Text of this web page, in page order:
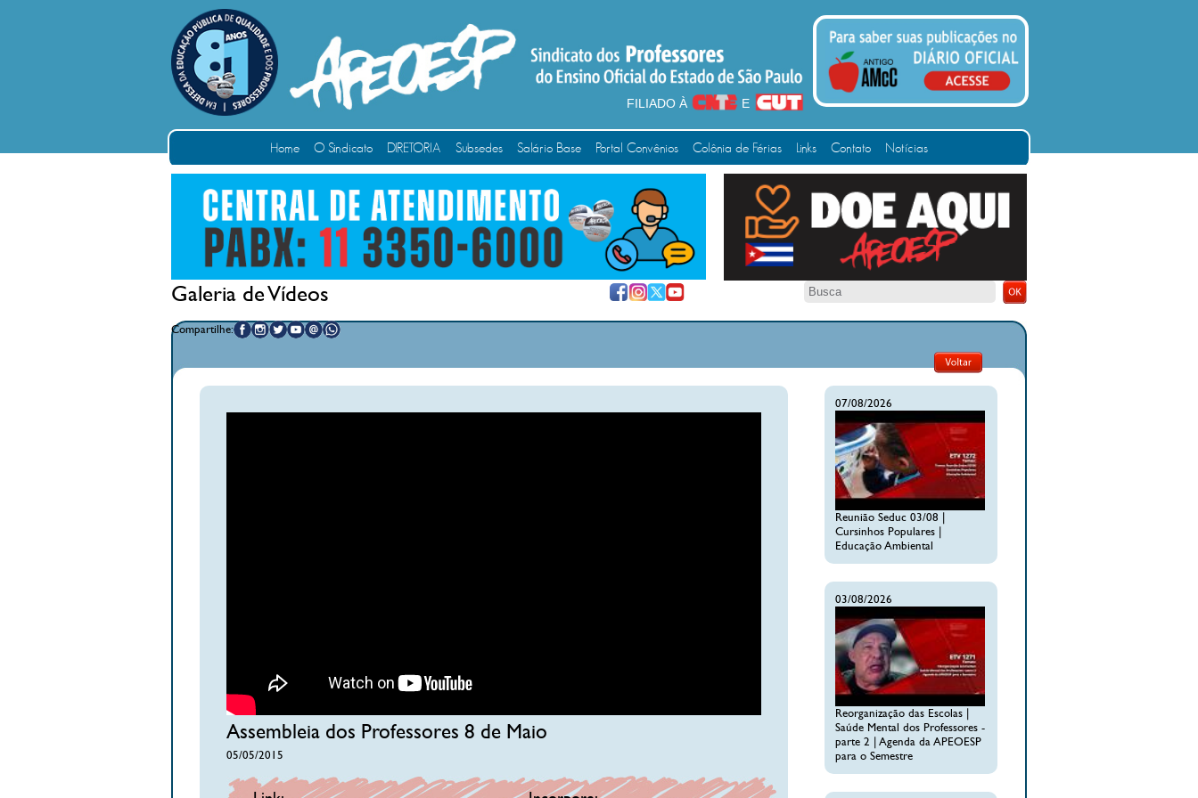
FILIADO À E
Home O Sindicato DIRETORIA Subsedes Salário Base Portal Convênios Colônia de Férias Links Contato Notícias
Galeria de Vídeos
Compartilhe:
Assembleia dos Professores 8 de Maio
05/05/2015
07/08/2026
Reunião Seduc 03/08 |
Cursinhos Populares |
Educação Ambiental
03/08/2026
Reorganização das Escolas |
Saúde Mental dos Professores -
parte 2 | Agenda da APEOESP
para o Semestre